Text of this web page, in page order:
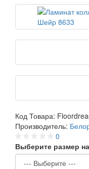
Код Товара:
Производитель:
0
Выберите размер